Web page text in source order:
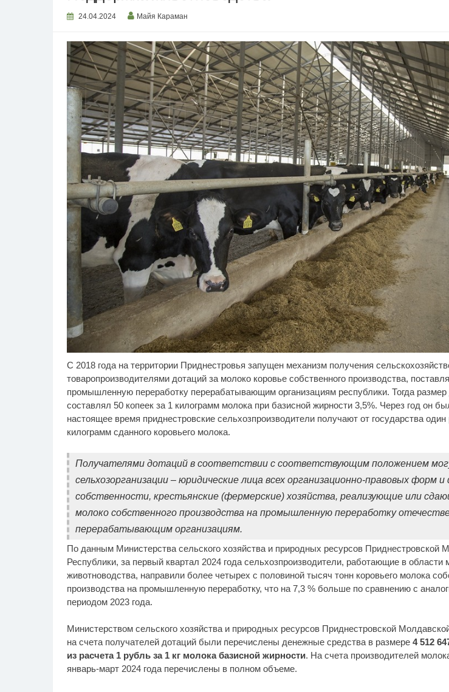
24.04.2024 Майя Караман
С 2018 года на территории Приднестровья запущен механизм получения
товаропроизводителями дотаций за молоко коровье собственного производства,
промышленную переработку перерабатывающим организациям республики. Тогда размер
составлял 50 копеек за 1 килограмм молока при базисной жирности 3,5%. Через год он
настоящее время приднестровские сельхозпроизводители получают от государства один
килограмм сданного коровьего молока.
Получателями дотаций в соответствии с соответствующим положением
сельхозорганизации – юридические лица всех организационно-правовых форм
собственности, крестьянские (фермерские) хозяйства, реализующие или
молоко собственного производства на промышленную переработку
перерабатывающим организациям.
По данным Министерства сельского хозяйства и природных ресурсов Приднестровской
Республики, за первый квартал 2024 года сельхозпроизводители, работающие в области
животноводства, направили более четырех с половиной тысяч тонн коровьего молока
производства на промышленную переработку, что на 7,3 % больше по сравнению с
периодом 2023 года.
Министерством сельского хозяйства и природных ресурсов Приднестровской
на счета получателей дотаций были перечислены денежные средства в размере 4 512
из расчета 1 рубль за 1 кг молока базисной жирности. На счета производителей
январь-март 2024 года перечислены в полном объеме.
i
Ролик из Омска: вы
будете смеяться долго
i
Ролик длится пару
секунд, но вы будете в
шоке от увиденного
"Потеряли
за
вмазала
Плющенко